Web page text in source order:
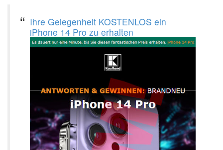
Ihre Gelegenheit KOSTENLOS ein
iPhone 14 Pro zu erhalten